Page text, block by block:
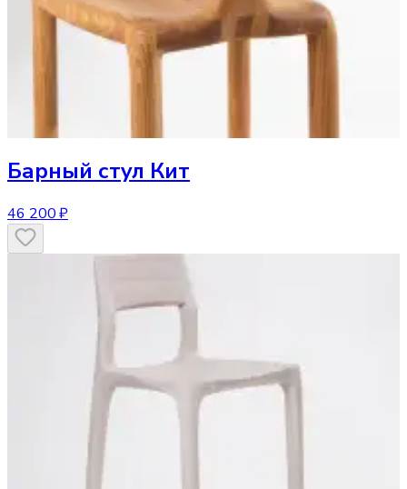
Барный стул Кит
46 200 ₽